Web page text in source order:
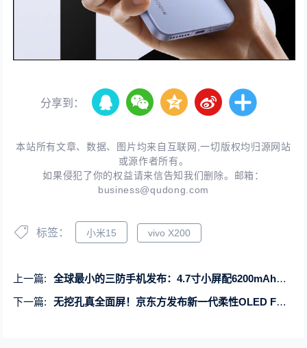
分享到：
本站所有文章、数据、图片均来自互联网,一切版权均归源网站
或源作者所有。
如果侵犯了你的权益请来信告知我们删除。邮箱：
business@qudong.com
标签： 小米15 vivo X200
上一篇:
全球最小的三防手机发布：4.7寸小屏配6200mAh大电池
下一篇:
无挖孔真全面屏！京东方发布新一代柔性OLED FDC 2.0屏下摄像头技术